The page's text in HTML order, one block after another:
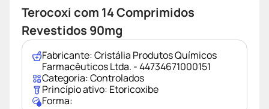
4º
protetor solar facial
5º
shampoo
6º
lenço umedecido
sabonete liquido
desodorante
Terocoxi com 14 Comprimidos
Revestidos 90mg
Fabricante:Cristália Produtos Químicos
Farmacêuticos Ltda. - 44734671000151
Categoria:Controlados
Princípio ativo: Etoricoxibe
Forma: